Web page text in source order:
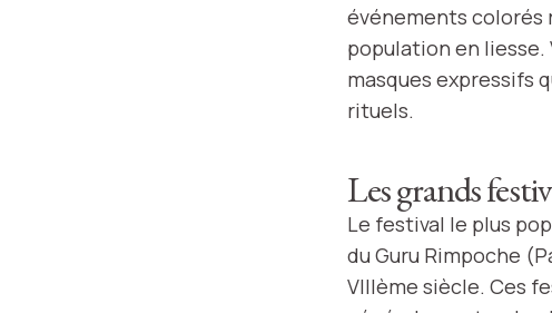
événements colorés
population en liesse.
masques expressifs
rituels.
Les grands
Le festival le plus
du Guru Rimpoche
VIIIème siècle. Ces